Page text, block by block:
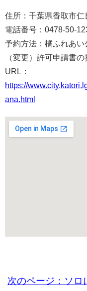
住所：千葉県香取市仁
電話番号：0478-50-
予約方法：橘ふれあ
（変更）許可申請書
URL：
https://
ana.html
次のページ：ソロ